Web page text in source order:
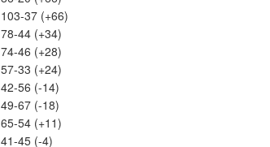
103-37 (+66)
78-44 (+34)
74-46 (+28)
57-33 (+24)
42-56 (-14)
49-67 (-18)
65-54 (+11)
41-45 (-4)